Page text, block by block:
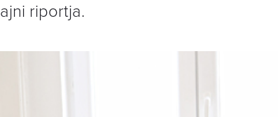
riportja.